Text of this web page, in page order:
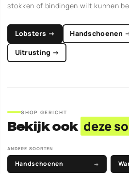
stokken of bindingen wilt kunnen
Lobsters → Handschoenen
Uitrusting →
SHOP GERICHT
Bekijk ook deze
ANDERE SOORTEN
Handschoenen →